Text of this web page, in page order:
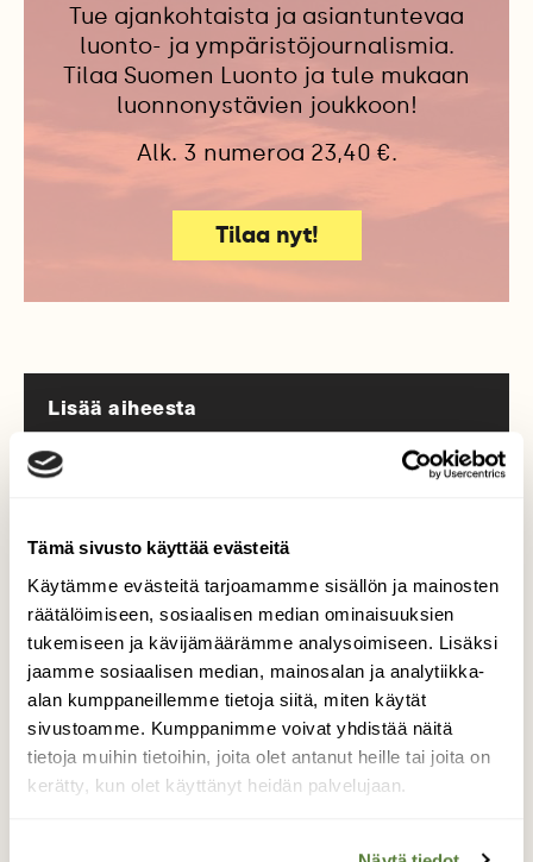
Tämä sivusto käyttää evästeitä
Käytämme evästeitä tarjoamamme sisällön ja mainosten
räätälöimiseen, sosiaalisen median ominaisuuksien
tukemiseen ja kävijämäärämme analysoimiseen. Lisäksi
jaamme sosiaalisen median, mainosalan ja analytiikka-
alan kumppaneillemme tietoja siitä, miten käytät
sivustoamme. Kumppanimme voivat yhdistää näitä
tietoja muihin tietoihin, joita olet antanut heille tai joita on
kerätty, kun olet käyttänyt heidän palvelujaan.
Tue ajankohtaista ja asiantuntevaa
luonto- ja ympäristöjournalismia.
Tilaa Suomen Luonto ja tule mukaan
luonnonystävien joukkoon!
Alk. 3 numeroa 23,40 €.
Tilaa nyt!
Lisää aiheesta
Kysy luonnosta: Osaako pyjamalude lentää?